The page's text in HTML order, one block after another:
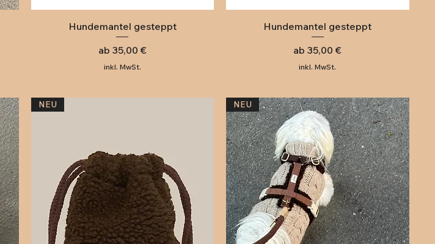
Schnellansicht
Hundemantel gesteppt
ab 35,00 €
Sale-Preis
inkl. MwSt.
Schnellansicht
Hundemantel gesteppt
ab35,00 €
Sale-Preis
inkl. MwSt.
NEU NEU